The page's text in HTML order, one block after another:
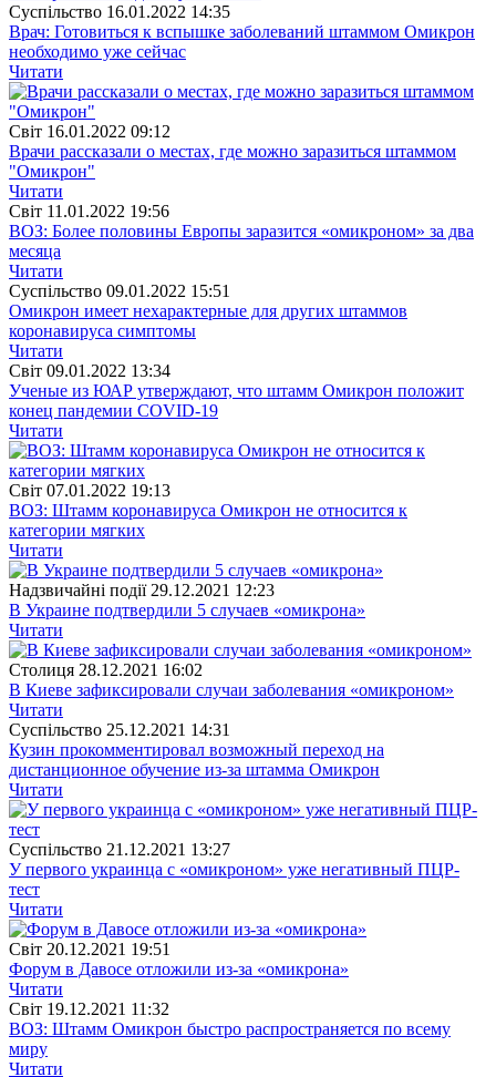
Суспiльство 16.01.2022 14:35
Врач: Готовиться к вспышке заболеваний штаммом Омикрон
необходимо уже сейчас
Читати
Свiт 16.01.2022 09:12
Врачи рассказали о местах, где можно заразиться штаммом
"Омикрон"
Читати
Свiт 11.01.2022 19:56
ВОЗ: Более половины Европы заразится «омикроном» за два
месяца
Читати
Суспiльство 09.01.2022 15:51
Омикрон имеет нехарактерные для других штаммов
коронавируса симптомы
Читати
Свiт 09.01.2022 13:34
Ученые из ЮАР утверждают, что штамм Омикрон положит
конец пандемии COVID-19
Читати
Свiт 07.01.2022 19:13
ВОЗ: Штамм коронавируса Омикрон не относится к
категории мягких
Читати
Надзвичайні події 29.12.2021 12:23
В Украине подтвердили 5 случаев «омикрона»
Читати
Столиця 28.12.2021 16:02
В Киеве зафиксировали случаи заболевания «омикроном»
Читати
Суспiльство 25.12.2021 14:31
Кузин прокомментировал возможный переход на
дистанционное обучение из-за штамма Омикрон
Читати
Суспiльство 21.12.2021 13:27
У первого украинца с «омикроном» уже негативный ПЦР-
тест
Читати
Свiт 20.12.2021 19:51
Форум в Давосе отложили из-за «омикрона»
Читати
Свiт 19.12.2021 11:32
ВОЗ: Штамм Омикрон быстро распространяется по всему
миру
Читати